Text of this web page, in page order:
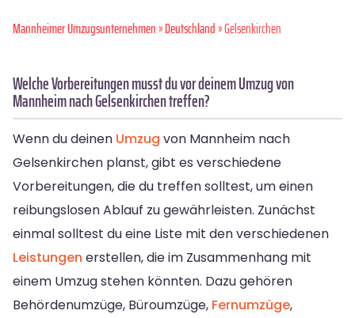
Mannheimer Umzugsunternehmen»Deutschland» Gelsenkirchen
Welche Vorbereitungen musst du vor deinem Umzug von
Mannheim nach Gelsenkirchen treffen?
Wenn du deinen Umzug von Mannheim nach
Gelsenkirchen planst, gibt es verschiedene
Vorbereitungen, die du treffen solltest, um einen
reibungslosen Ablauf zu gewährleisten. Zunächst
einmal solltest du eine Liste mit den verschiedenen
Leistungen erstellen, die im Zusammenhang mit
einem Umzug stehen könnten. Dazu gehören
Behördenumzüge, Büroumzüge, Fernumzüge,